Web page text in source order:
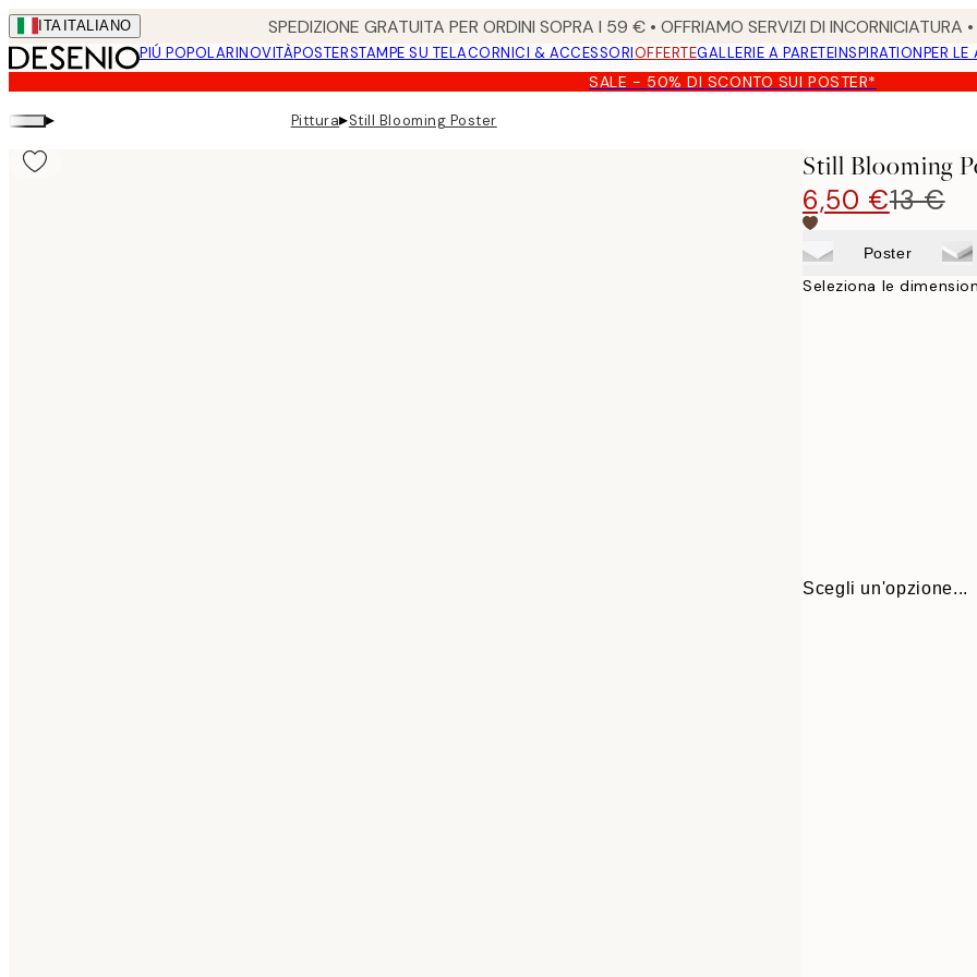
Skip
to
main
content.
ITA ITALIANO SPEDIZIONE GRATUITA PER ORDINI SOPRA I 59 € • OFFRIAMO SERVIZI DI
PIÚ POPOLARINOVITÀPOSTERSTAMPE SU TELACORNICI & ACCESSORIOFFERTEGALLERIE A PARETEINSPIRATIONPER LE
SALE - 50% DI SCONTO SUI POSTER*
▸ Pittura▸Still Blooming Poster
Still Blooming
6,50 €13 €
Poster
Seleziona le
Scegli un'opzione...